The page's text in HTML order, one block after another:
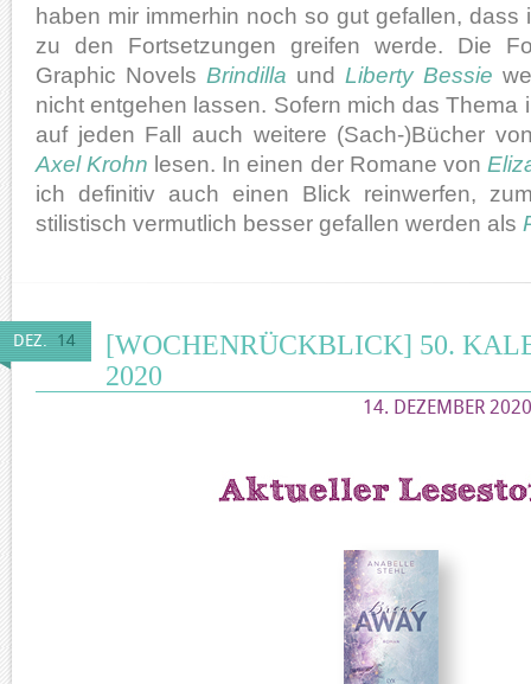
haben mir immerhin noch so gut gefallen, dass
zu den Fortsetzungen greifen werde. Die
Graphic Novels Brindilla und Liberty Bessie
nicht entgehen lassen. Sofern mich das Thema
auf jeden Fall auch weitere (Sach-)Bücher
Axel Krohn lesen. In einen der Romane von
ich definitiv auch einen Blick reinwerfen,
stilistisch vermutlich besser gefallen werden als
DEZ. 14
[WOCHENRÜCKBLICK] 50.
2020
14. DEZEMBER